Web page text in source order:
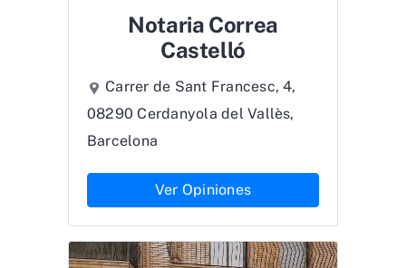
Notaria Correa
Castelló
Carrer de Sant Francesc, 4,
08290 Cerdanyola del Vallès,
Barcelona
Ver Opiniones